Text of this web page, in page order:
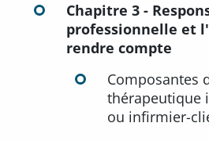
Chapitre 3 -
professionnelle et
rendre compte
Composantes
thérapeutique
ou infirmier-